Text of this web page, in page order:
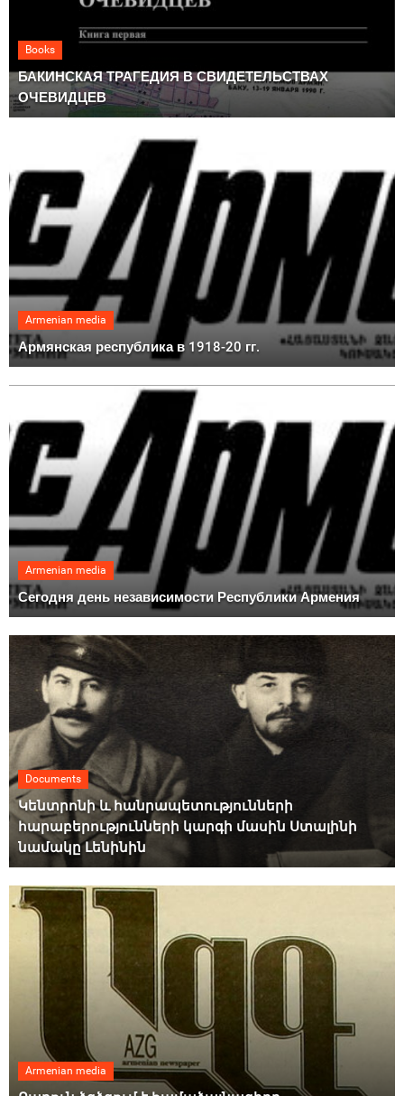
Books
БАКИНСКАЯ ТРАГЕДИЯ В СВИДЕТЕЛЬСТВАХ
ОЧЕВИДЦЕВ
Armenian media
Армянская республика в 1918-20 гг.
Armenian media
Сегодня день независимости Республики Армения
Documents
Կենտրոնի և հանրապետությունների
հարաբերությունների կարգի մասին Ստալինի
նամակը Լենինին
Armenian media